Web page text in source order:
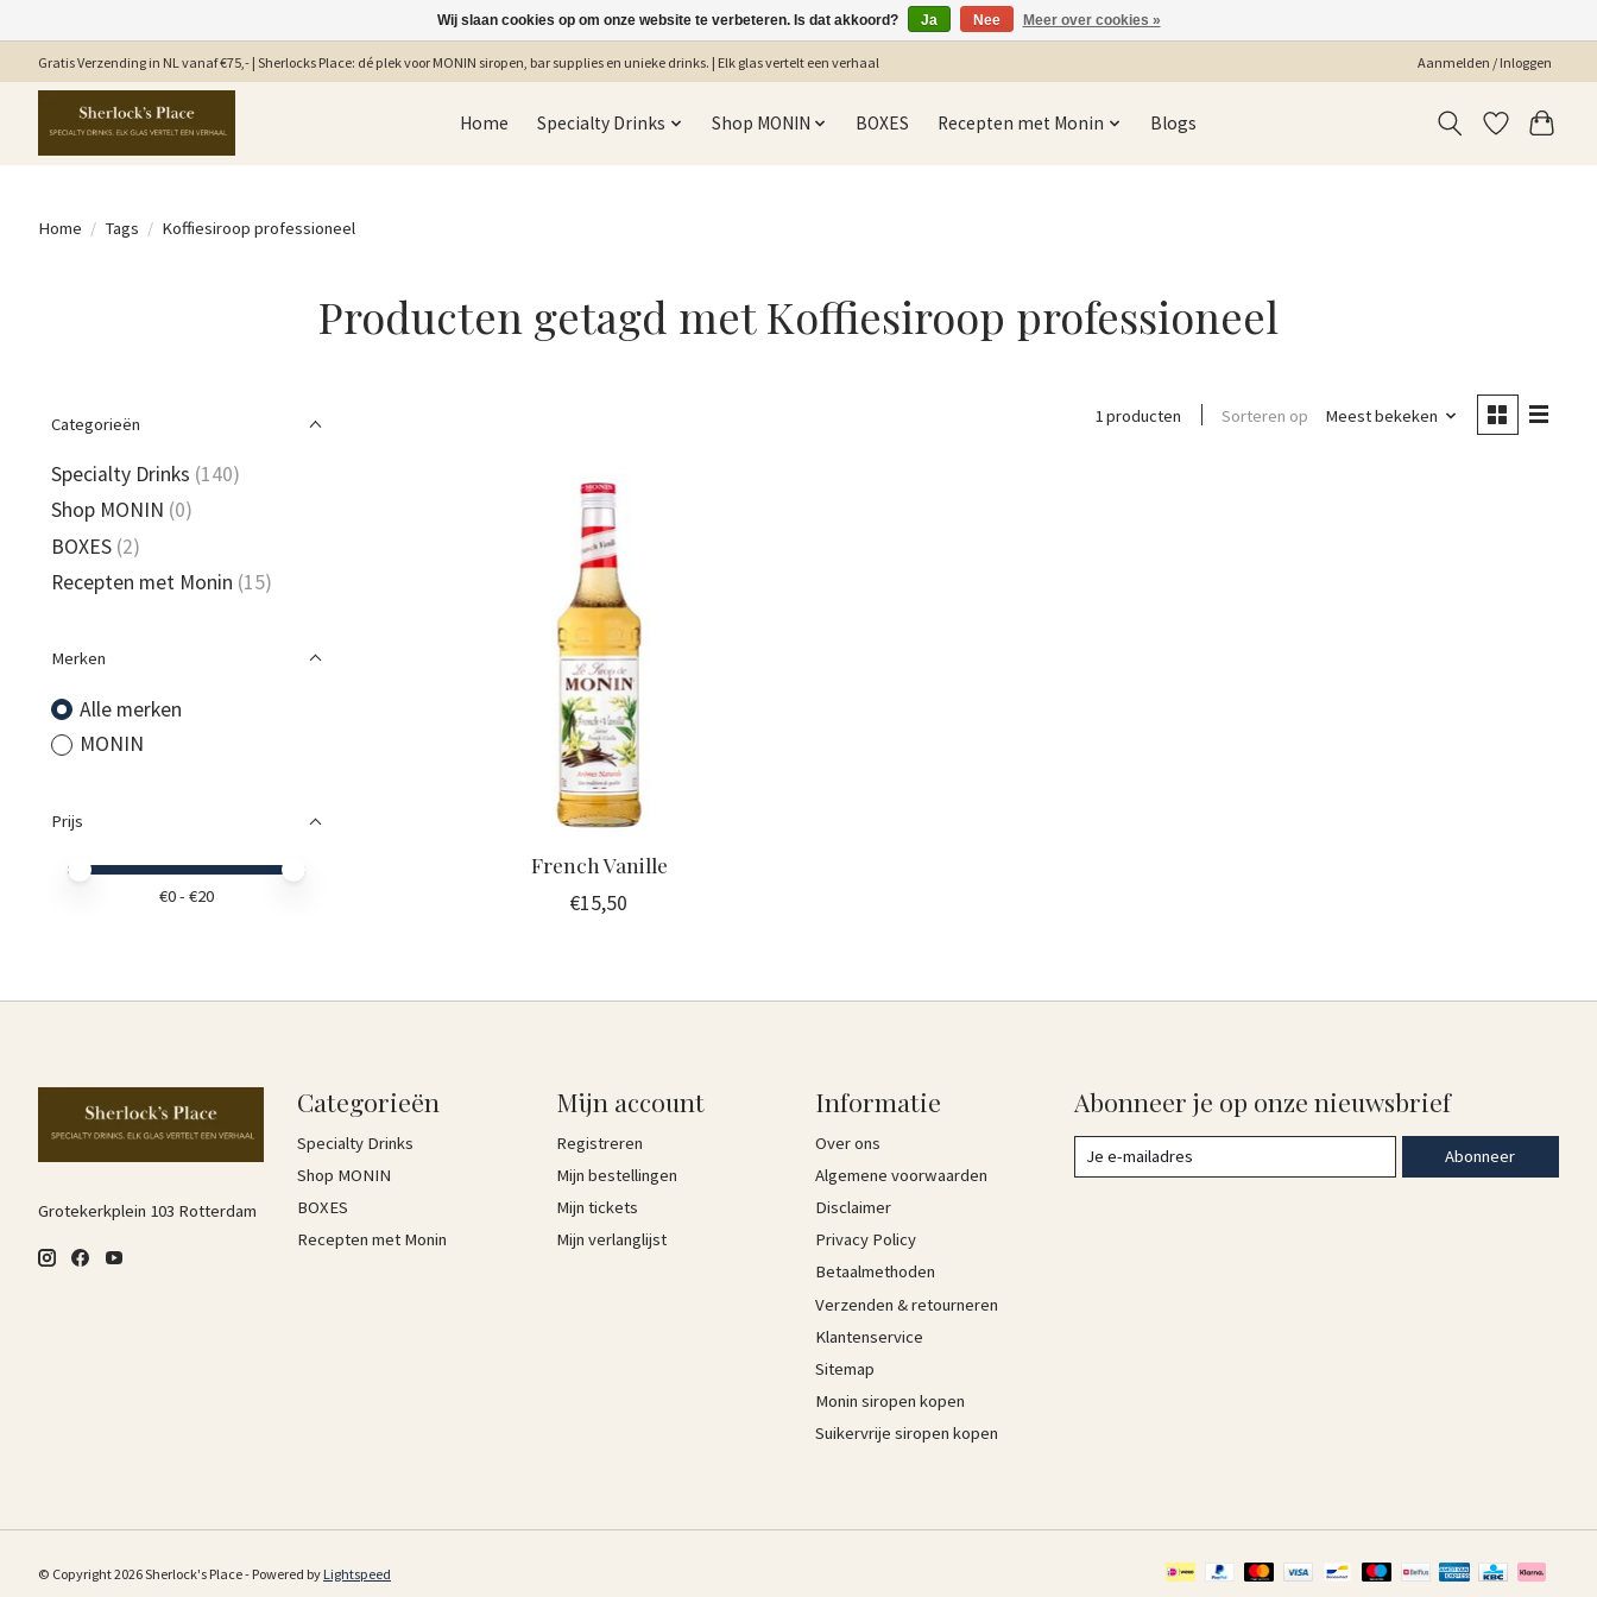
Gratis Verzending in NL vanaf €75,- | Sherlocks Place: dé plek voor MONIN siropen, bar supplies en unieke drinks. | Elk glas vertelt een verhaal Aanmelden / Inloggen
Home Specialty Drinks Shop MONIN BOXES Recepten met Monin Blogs
Home / Tags / Koffiesiroop professioneel
Producten getagd met Koffiesiroop professioneel
Categorieën
Specialty Drinks (140)
Shop MONIN (0)
BOXES (2)
Recepten met Monin (15)
Merken
Alle merken
MONIN
Prijs
Minimale prijswaarde
Price maximum value
€0- €20
1 producten Sorteren op Meest bekeken
French Vanille
€15,50
Grotekerkplein 103 Rotterdam
Categorieën
Specialty Drinks
Shop MONIN
BOXES
Recepten met Monin
Mijn account
Registreren
Mijn bestellingen
Mijn tickets
Mijn verlanglijst
Informatie
Over ons
Algemene voorwaarden
Disclaimer
Privacy Policy
Betaalmethoden
Verzenden & retourneren
Klantenservice
Sitemap
Monin siropen kopen
Suikervrije siropen kopen
Abonneer je op onze nieuwsbrief
Abonneer
© Copyright 2026 Sherlock's Place - Powered byLightspeed
Wij slaan cookies op om onze website te verbeteren. Is dat akkoord? Ja Nee Meer over cookies »